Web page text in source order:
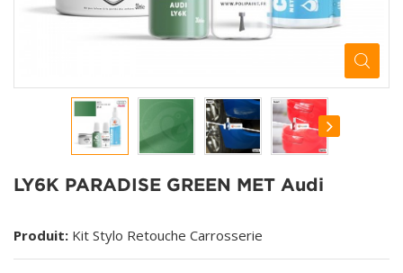
LY6K PARADISE GREEN MET Audi
Produit: Kit Stylo Retouche Carrosserie